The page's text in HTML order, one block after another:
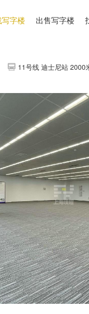
字楼 出售写字楼
11号线 迪士尼站 2000